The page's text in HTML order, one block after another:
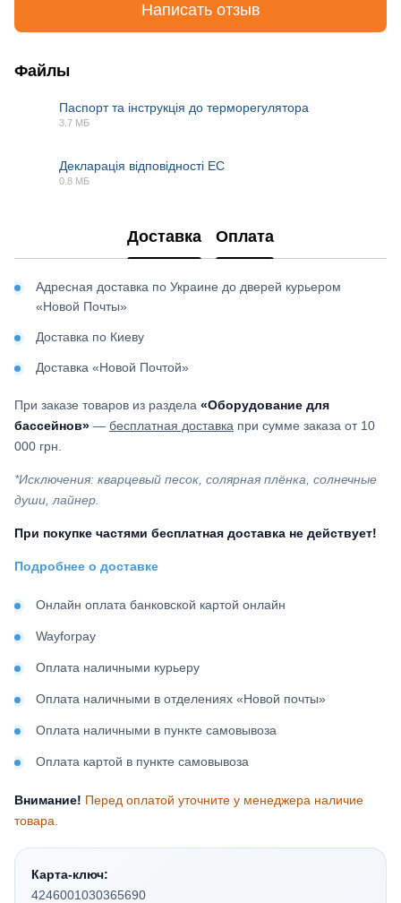
Написать отзыв
Файлы
Паспорт та інструкція до терморегулятора
3.7 МБ
Декларація відповідності EC
0.8 МБ
Доставка Оплата
Адресная доставка по Украине до дверей курьером
«Новой Почты»
Доставка по Киеву
Доставка «Новой Почтой»
При заказе товаров из раздела «Оборудование для
бассейнов» — бесплатная доставка при сумме заказа от 10
000 грн.
*Исключения: кварцевый песок, солярная плёнка, солнечные
души, лайнер.
При покупке частями бесплатная доставка не действует!
Подробнее о доставке
Онлайн оплата банковской картой онлайн
Wayforpay
Оплата наличными курьеру
Оплата наличными в отделениях «Новой почты»
Оплата наличными в пункте самовывоза
Оплата картой в пункте самовывоза
Внимание! Перед оплатой уточните у менеджера наличие
товара.
Карта-ключ:
4246001030365690